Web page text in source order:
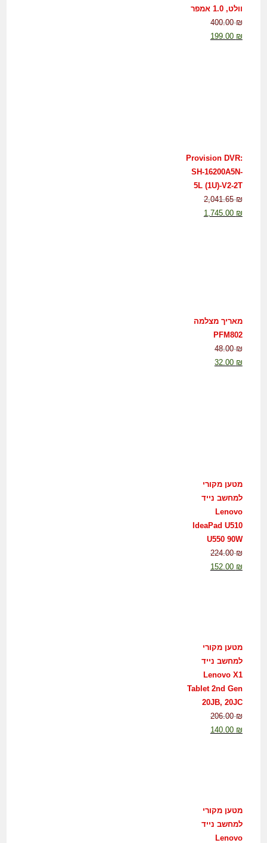
וולט, 1.0 אמפר
400.00₪
199.00 ₪
Provision DVR:
SH-16200A5N-
5L (1U)-V2-2T
2,041.65₪
1,745.00 ₪
מאריך מצלמה
PFM802
48.00₪
32.00 ₪
מטען מקורי
למחשב נייד
Lenovo
IdeaPad U510
U550 90W
224.00₪
152.00 ₪
מטען מקורי
למחשב נייד
Lenovo X1
Tablet 2nd Gen
20JB, 20JC
206.00₪
140.00 ₪
מטען מקורי
למחשב נייד
Lenovo